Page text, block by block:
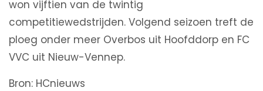
won vijftien van de twintig
competitiewedstrijden. Volgend seizoen treft de
ploeg onder meer Overbos uit Hoofddorp en FC
VVC uit Nieuw-Vennep.
Bron: HCnieuws